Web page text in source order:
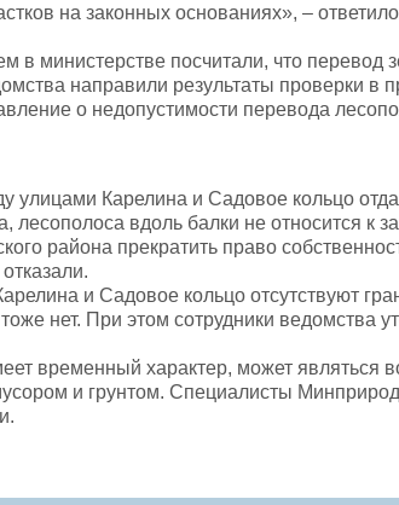
на законных основаниях», –
в министерстве посчитали, что
направили результаты проверки в
о недопустимости перевода
улицами Карелина и Садовое кольцо
лесополоса вдоль балки не относится
района прекратить право
и Садовое кольцо отсутствуют
нет. При этом сотрудники ведомства
временный характер, может
и грунтом. Специалисты